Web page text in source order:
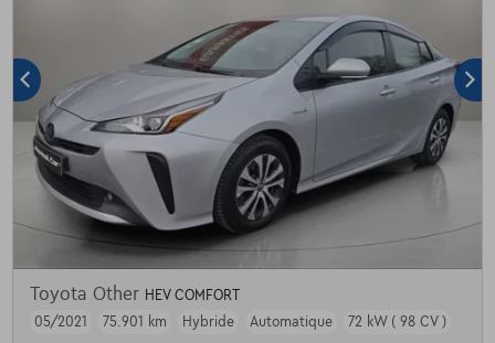
Toyota Other HEV COMFORT
05/2021
75.901 km Hybride Automatique 72 kW ( 98 CV )